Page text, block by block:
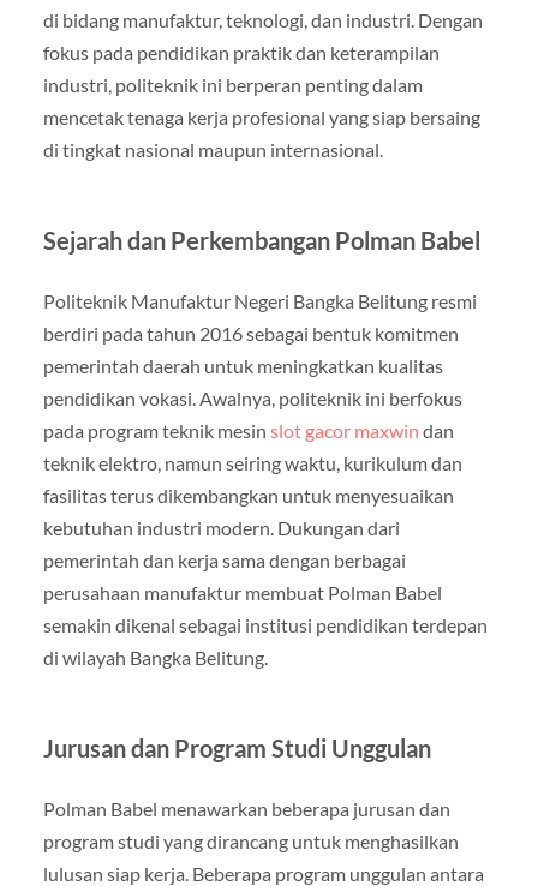
di bidang manufaktur, teknologi, dan industri. Dengan
fokus pada pendidikan praktik dan keterampilan
industri, politeknik ini berperan penting dalam
mencetak tenaga kerja profesional yang siap bersaing
di tingkat nasional maupun internasional.
Sejarah dan Perkembangan Polman Babel
Politeknik Manufaktur Negeri Bangka Belitung resmi
berdiri pada tahun 2016 sebagai bentuk komitmen
pemerintah daerah untuk meningkatkan kualitas
pendidikan vokasi. Awalnya, politeknik ini berfokus
pada program teknik mesin slot gacor maxwin dan
teknik elektro, namun seiring waktu, kurikulum dan
fasilitas terus dikembangkan untuk menyesuaikan
kebutuhan industri modern. Dukungan dari
pemerintah dan kerja sama dengan berbagai
perusahaan manufaktur membuat Polman Babel
semakin dikenal sebagai institusi pendidikan terdepan
di wilayah Bangka Belitung.
Jurusan dan Program Studi Unggulan
Polman Babel menawarkan beberapa jurusan dan
program studi yang dirancang untuk menghasilkan
lulusan siap kerja. Beberapa program unggulan antara